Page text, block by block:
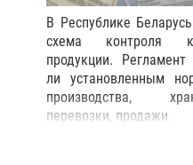
В Республике
схема контроля
продукции.
ли установленным
производства,
перевозки, продажи.